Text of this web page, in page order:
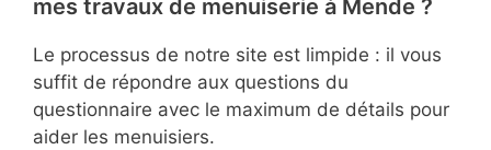
mes travaux de menuiserie à Mende ?
Le processus de notre site est limpide : il vous
suffit de répondre aux questions du
questionnaire avec le maximum de détails pour
aider les menuisiers.